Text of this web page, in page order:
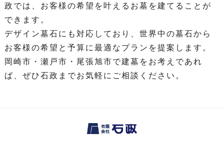
政では、お客様の希望を叶えるお墓を建てることが
できます。
デザイン墓石にも対応しており、世界中の墓石から
お客様の希望と予算に最適なプランを提案します。
岡崎市・瀬戸市・尾張旭市で建墓をお考えであれ
ば、ぜひ石政までお気軽にご相談ください。